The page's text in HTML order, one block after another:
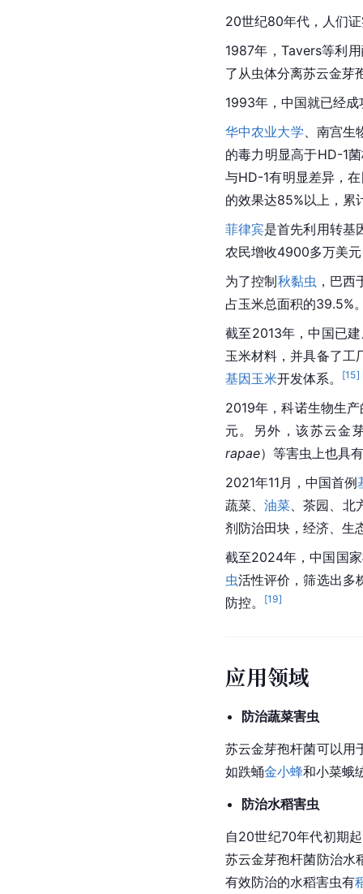
20世纪80年代，人们
1987年，Tavers等利
了从虫体分离苏云金芽
1993年，中国就已经
华中农业大学 、南宫
的毒力明显高于HD-1
与HD-1有明显差异，
的效果达85%以上，累
菲律宾是首先利用转基
农民增收4900多万美
为了控制秋黏虫 ，巴
占玉米总面积的39.5%
截至2013年，中国已
玉米材料，并具备了工
基因玉米开发体系。 [15]
2019年，科诺生物生
元。另外，该苏云金
rapae）等害虫上也具
2021年11月，中国首例
蔬菜、油菜 、茶园、北
剂防治田块，经济、生
截至2024年，中国国
虫活性评价，筛选出多
防控。
[19]
应用领域
防治蔬菜害虫
苏云金芽孢杆菌可以用
如跌蛹金小蜂和小菜蛾
防治水稻害虫
自20世纪70年代初期
苏云金芽孢杆菌防治水
有效防治的水稻害虫有